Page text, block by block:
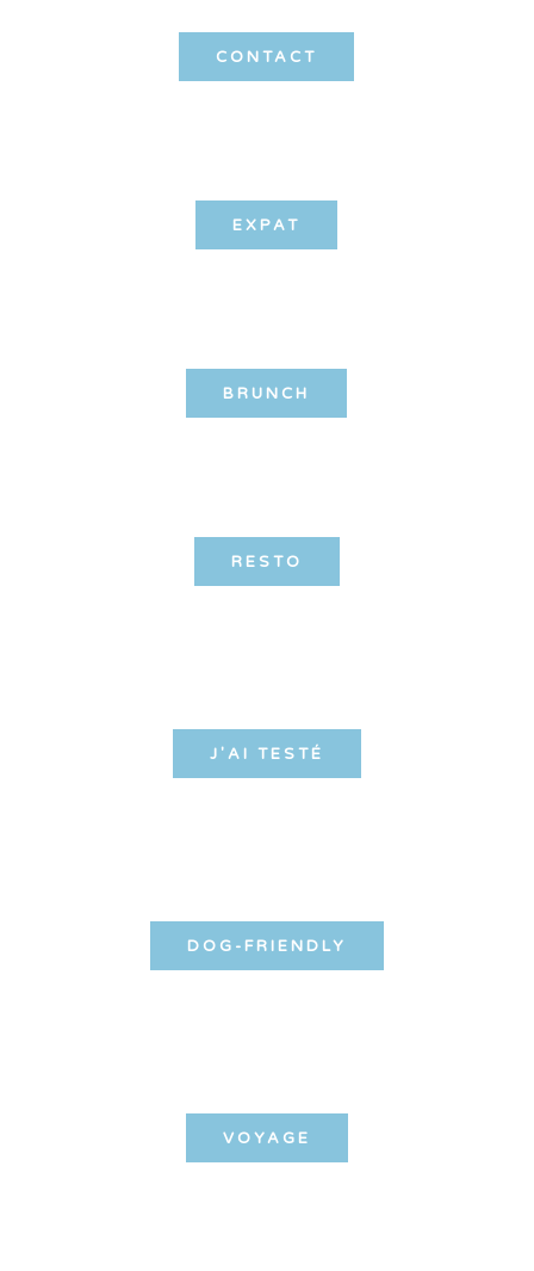
CONTACT
EXPAT
BRUNCH
RESTO
J'AI TESTÉ
DOG-FRIENDLY
VOYAGE